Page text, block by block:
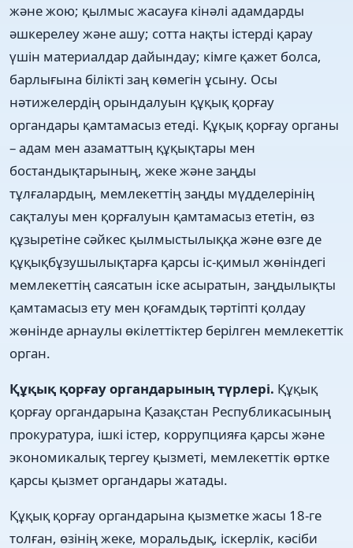
және жою; қылмыс жасауға кінәлі адамдарды
әшкерелеу және ашу; сотта нақты істерді қарау
үшін материалдар дайындау; кімге қажет болса,
барлығына білікті заң көмегін ұсыну. Осы
нәтижелердің орындалуын құқық қорғау
органдары қамтамасыз етеді. Құқық қорғау органы
– адам мен азаматтың құқықтары мен
бостандықтарының, жеке және заңды
тұлғалардың, мемлекеттің заңды мүдделерінің
сақталуы мен қорғалуын қамтамасыз ететін, өз
құзыретіне сәйкес қылмыстылыққа және өзге де
құқықбұзушылықтарға қарсы іс-қимыл жөніндегі
мемлекеттің саясатын іске асыратын, заңдылықты
қамтамасыз ету мен қоғамдық тәртіпті қолдау
жөнінде арнаулы өкілеттіктер берілген мемлекеттік
орган.
Құқық қорғау органдарының түрлері. Құқық
қорғау органдарына Қазақстан Республикасының
прокуратура, ішкі істер, коррупцияға қарсы және
экономикалық тергеу қызметі, мемлекеттік өртке
қарсы қызмет органдары жатады.
Құқық қорғау органдарына қызметке жасы 18-ге
толған, өзінің жеке, моральдық, іскерлік, кәсіби